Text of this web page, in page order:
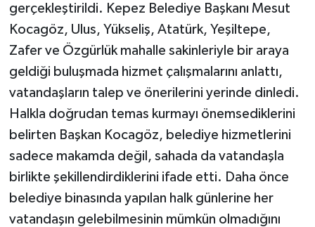
gerçekleştirildi. Kepez Belediye Başkanı Mesut
Kocagöz, Ulus, Yükseliş, Atatürk, Yeşiltepe,
Zafer ve Özgürlük mahalle sakinleriyle bir araya
geldiği buluşmada hizmet çalışmalarını anlattı,
vatandaşların talep ve önerilerini yerinde dinledi.
Halkla doğrudan temas kurmayı önemsediklerini
belirten Başkan Kocagöz, belediye hizmetlerini
sadece makamda değil, sahada da vatandaşla
birlikte şekillendirdiklerini ifade etti. Daha önce
belediye binasında yapılan halk günlerine her
vatandaşın gelebilmesinin mümkün olmadığını